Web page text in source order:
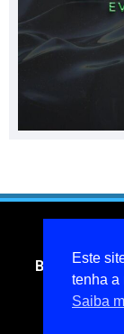
Blog doEste
tenha a
Saiba